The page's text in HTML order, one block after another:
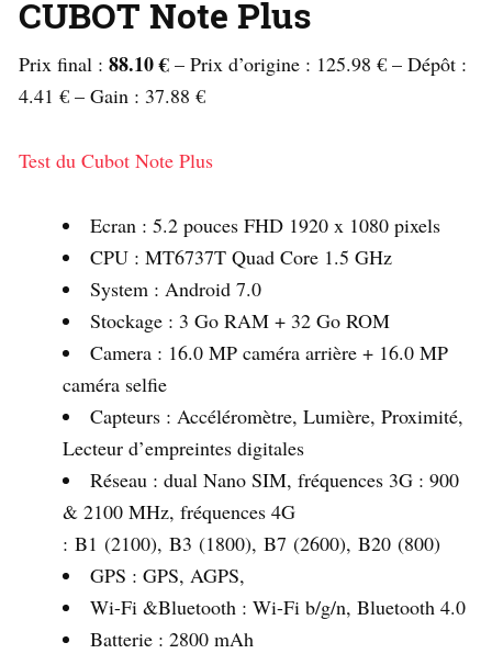
CUBOT Note Plus
Prix ​​final : 88.10 € – Prix d’origine : 125.98 € – Dépôt :
4.41 € – Gain : 37.88 €
Test du Cubot Note Plus
Ecran : 5.2 pouces FHD 1920 x 1080 pixels
CPU : MT6737T Quad Core 1.5 GHz
System : Android 7.0
Stockage : 3 Go RAM + 32 Go ROM
Camera : 16.0 MP caméra arrière + 16.0 MP
caméra selfie
Capteurs : Accéléromètre, Lumière, Proximité,
Lecteur d’empreintes digitales
Réseau : dual Nano SIM, fréquences 3G : 900
& 2100 MHz, fréquences 4G
: B1 (2100), B3 (1800), B7 (2600), B20 (800)
GPS : GPS, AGPS,
Wi-Fi &Bluetooth : Wi-Fi b/g/n, Bluetooth 4.0
Batterie : 2800 mAh